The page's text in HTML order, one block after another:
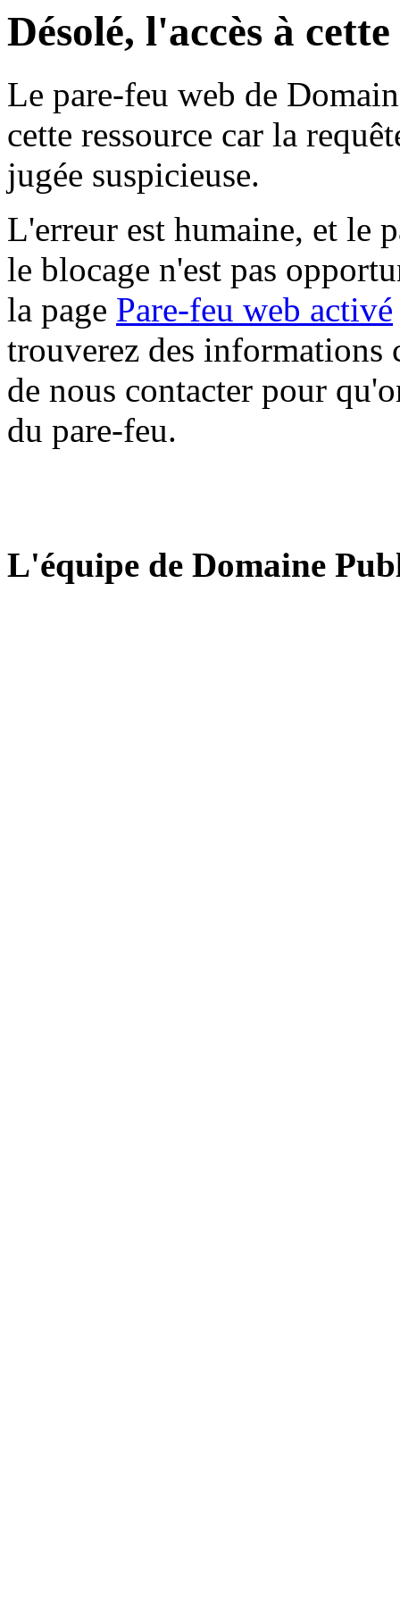
Désolé, l'accès à
Le pare-feu web de
cette ressource car la
jugée suspicieuse.
L'erreur est humaine, et le
le blocage n'est pas
la page Pare-feu web activé
trouverez des informations
de nous contacter pour
du pare-feu.
L'équipe de Domaine